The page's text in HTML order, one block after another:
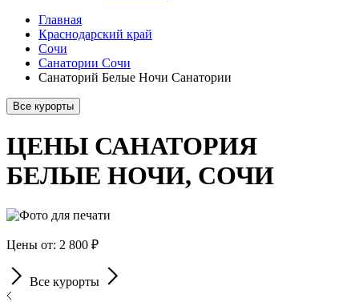
Главная
Краснодарский край
Сочи
Санатории Сочи
Санаторий Белые Ночи Санатории
Все курорты
ЦЕНЫ САНАТОРИЯ
БЕЛЫЕ НОЧИ, СОЧИ
Цены от: 2 800 ₽
Все курорты